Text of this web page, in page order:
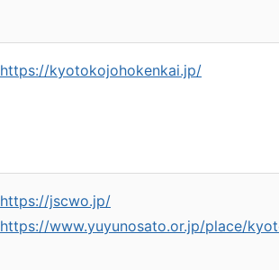
https://kyotokojohokenkai.jp/
https://jscwo.jp/
https://www.yuyunosato.or.jp/place/